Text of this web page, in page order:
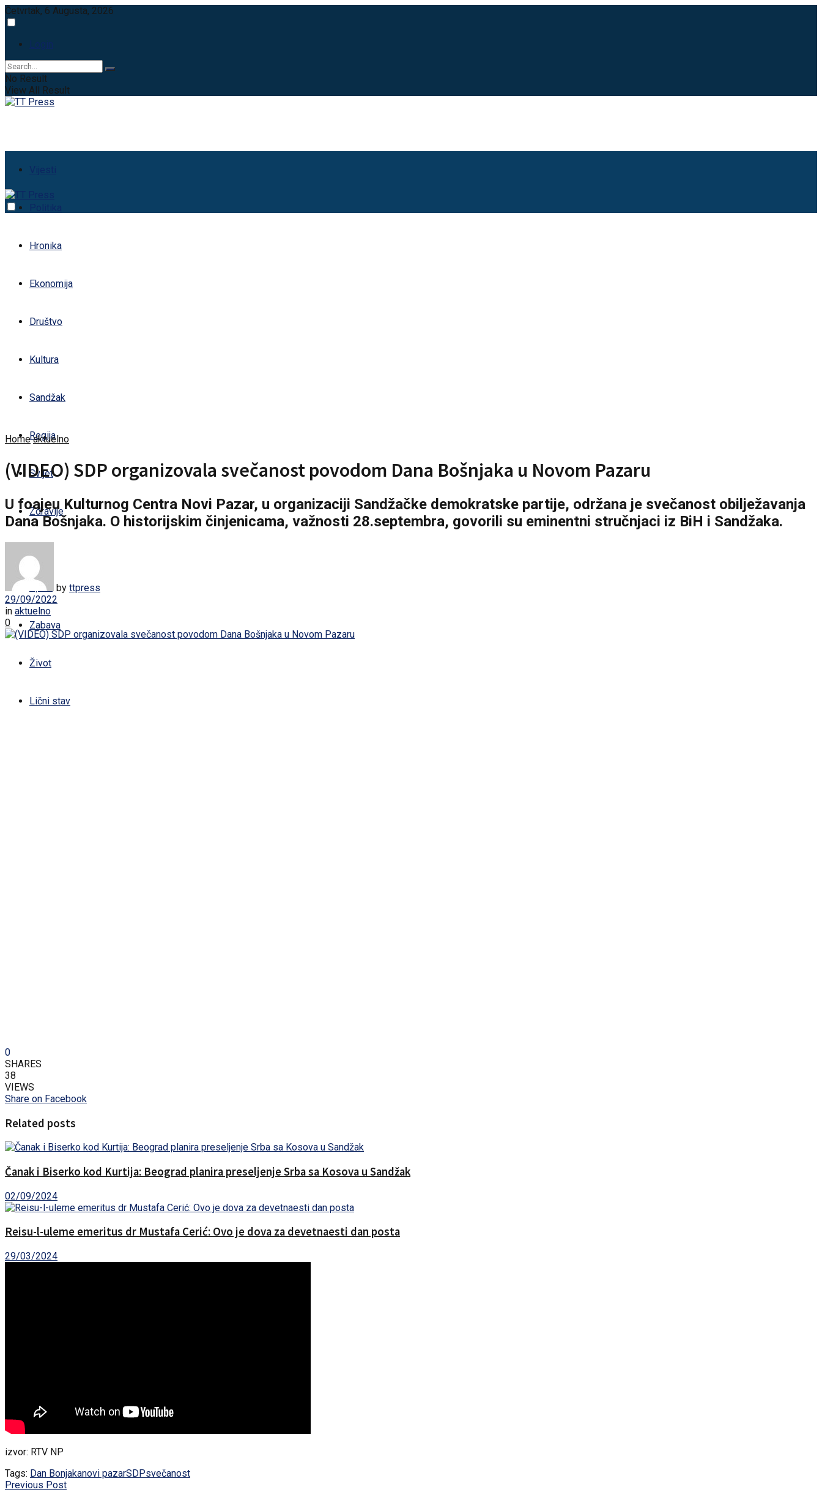
Četvrtak, 6 Augusta, 2026
Login
No Result
View All Result
Vijesti
Politika
Hronika
Ekonomija
Društvo
Kultura
Sandžak
Regija
Svijet
Zdravlje
Sport
Zabava
Život
Lični stav
Home aktuelno
(VIDEO) SDP organizovala svečanost povodom Dana Bošnjaka u Novom Pazaru
U foajeu Kulturnog Centra Novi Pazar, u organizaciji Sandžačke demokratske partije, održana je svečanost obilježavanja
Dana Bošnjaka. O historijskim činjenicama, važnosti 28.septembra, govorili su eminentni stručnjaci iz BiH i Sandžaka.
by ttpress
29/09/2022
in aktuelno
0
0
SHARES
38
VIEWS
Share on Facebook
Related posts
Čanak i Biserko kod Kurtija: Beograd planira preseljenje Srba sa Kosova u Sandžak
02/09/2024
Reisu-l-uleme emeritus dr Mustafa Cerić: Ovo je dova za devetnaesti dan posta
29/03/2024
izvor: RTV NP
Tags: Dan Bonjakanovi pazarSDPsvečanost
Previous Post